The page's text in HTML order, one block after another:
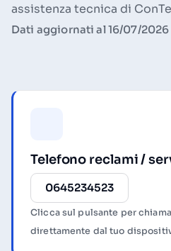
assistenza tecnica di
Dati aggiornati al 16/07/2026
Telefono reclami /
0645234523
Clicca sul pulsante per
direttamente dal tuo